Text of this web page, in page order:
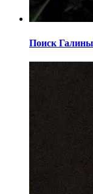
Поиск